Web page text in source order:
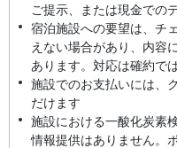
ご提示、または現金での
宿泊施設への要望は、チ
えない場合があり、内容
あります。対応は確約で
施設でのお支払いには、
だけます
施設における一酸化炭素
情報提供はありません。